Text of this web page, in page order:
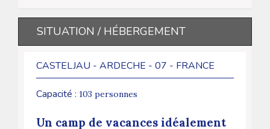
SITUATION / HÉBERGEMENT
CASTELJAU - ARDECHE - 07 - FRANCE
Capacité : 103 personnes
Un camp de vacances idéalement